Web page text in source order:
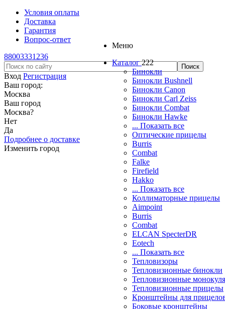
Условия оплаты
Доставка
Гарантия
Вопрос-ответ
88003331236
Вход Регистрация
Ваш город:
Москва
Ваш город
Москва?
Нет
Да
Подробнее о доставке
Изменить город
Меню
Каталог 222
Бинокли
Бинокли Bushnell
Бинокли Canon
Бинокли Carl Zeiss
Бинокли Combat
Бинокли Hawke
... Показать все
Оптические прицелы
Burris
Combat
Falke
Firefield
Hakko
... Показать все
Коллиматорные прицелы
Aimpoint
Burris
Combat
ELCAN SpecterDR
Eotech
... Показать все
Тепловизоры
Тепловизионные бинокли
Тепловизионные
Тепловизионные прицелы
Кронштейны для
Боковые кронштейны